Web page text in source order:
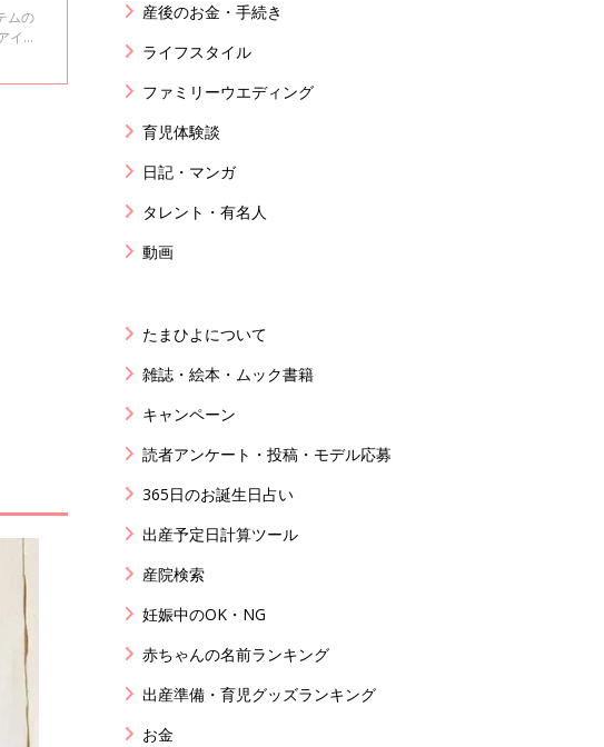
ムの
イテ
産後のお金・手続き
ライフスタイル
ファミリーウエディング
育児体験談
日記・マンガ
タレント・有名人
動画
たまひよについて
雑誌・絵本・ムック書籍
キャンペーン
読者アンケート・投稿・モデル応募
365日のお誕生日占い
出産予定日計算ツール
産院検索
妊娠中のOK・NG
赤ちゃんの名前ランキング
出産準備・育児グッズランキング
お金